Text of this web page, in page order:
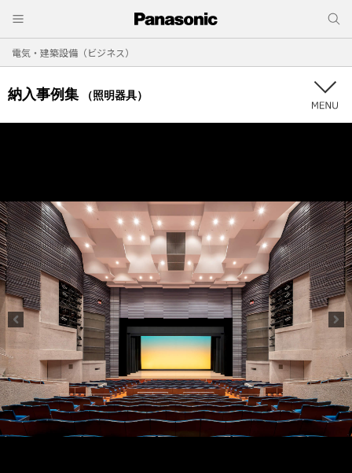
電気・建築設備（ビジネス）
納入事例集 （照明器具）